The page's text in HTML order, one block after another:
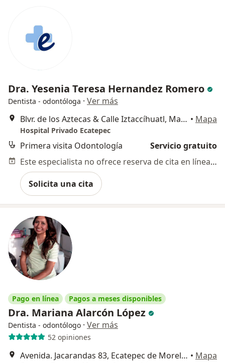
Dra. Yesenia Teresa Hernandez Romero
Dentista - odontóloga · Ver más
Blvr. de los Aztecas & Calle Iztaccíhuatl, Manzana 003, Cd Azteca 3ra Secc, Ecatepec de Morelos • Mapa
Hospital Privado Ecatepec
Primera visita Odontología
Servicio gratuito
Este especialista no ofrece reserva de cita en línea en esta dirección.
Solicita una cita
Pago en línea Pagos a meses disponibles
Dra. Mariana Alarcón López
Dentista - odontólogo · Ver más
52 opiniones
Avenida. Jacarandas 83, Ecatepec de Morelos • Mapa